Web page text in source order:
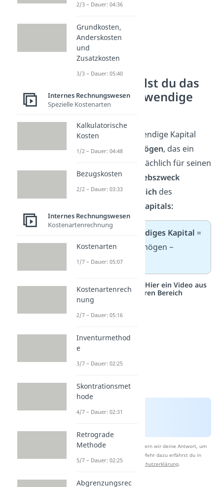
Wie ermittelst du das
betriebsnotwendige
Kapital?
Das betriebsnotwendige Kapital
umfasst das
Vermögen, das ein
Unternehmen tatsächlich für seinen
eigentlichen
Betriebszweck
benötigt —abzüglich des
zinsfreien Fremdkapitals:
Betriebsnotwendiges Kapital =
bereinigtes Vermögen −
Abzugskapital
Studyflix vernetzt: Hier ein Video aus
einem anderen Bereich
Nach Beantwortung speichern wir deine Antwort, um
Studyflix zu verbessern. Mehr dazu erfährst du in
unserer
Datenschutzerklärung
2/3 – Dauer: 04:36
Grundkosten,
Anderskosten
und
Zusatzkosten
3/3 – Dauer: 05:40
Internes Rechnungswesen
Spezielle Kostenarten
Kalkulatorische
Kosten
1/2 – Dauer: 04:48
Bezugskosten
2/2 – Dauer: 03:33
Internes Rechnungswesen
Kostenartenrechnung
Kostenarten
1/7 – Dauer: 05:07
Kostenartenrech
nung
2/7 – Dauer: 05:16
Inventurmethod
e
3/7 – Dauer: 02:25
Skontrationsmet
hode
4/7 – Dauer: 02:31
Retrograde
Methode
5/7 – Dauer: 02:25
Abgrenzungsrec